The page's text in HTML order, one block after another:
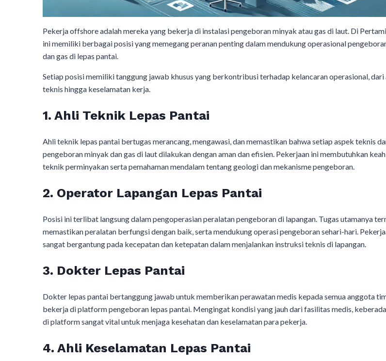
Pekerja offshore adalah mereka yang bekerja di instalasi pengeboran minyak atau gas di laut. Di
ini memiliki berbagai posisi yang memegang peranan penting dalam mendukung operasional
dan gas di lepas pantai.
Setiap posisi memiliki tanggung jawab khusus yang berkontribusi terhadap kelancaran operasional, dari
teknis hingga keselamatan kerja.
1. Ahli Teknik Lepas Pantai
Ahli teknik lepas pantai bertugas merancang, mengawasi, dan memastikan bahwa setiap aspek teknis
pengeboran minyak dan gas di laut dilakukan dengan aman dan efisien. Pekerjaan ini membutuhkan
teknik perminyakan serta pemahaman mendalam tentang geologi dan mekanisme pengeboran.
2. Operator Lapangan Lepas Pantai
Posisi ini terlibat langsung dalam pengoperasian peralatan pengeboran di lapangan. Tugas utamanya
memastikan peralatan berfungsi dengan baik, serta mendukung operasi pengeboran sehari-hari.
sangat bergantung pada kecepatan dan ketepatan dalam menjalankan instruksi teknis di lapangan.
3. Dokter Lepas Pantai
Dokter lepas pantai bertanggung jawab untuk memberikan perawatan medis kepada semua anggota
bekerja di platform pengeboran lepas pantai. Mengingat kondisi yang jauh dari fasilitas medis,
di platform sangat vital untuk menjaga kesehatan dan keselamatan para pekerja.
4. Ahli Keselamatan Lepas Pantai